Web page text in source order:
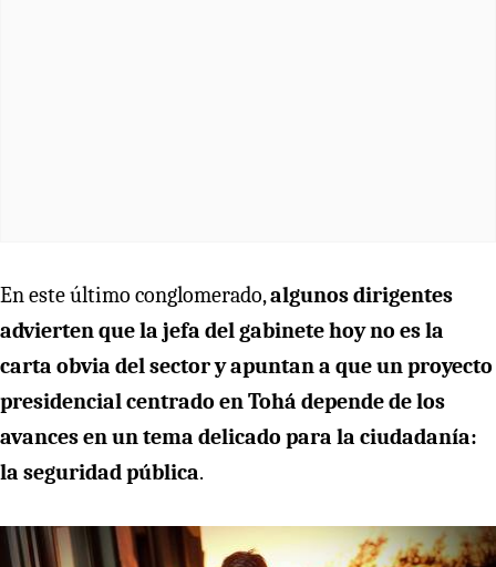
En este último conglomerado,algunos dirigentes
advierten que la jefa del gabinete hoy no es la
carta obvia del sector y apuntan a que un proyecto
presidencial centrado en Tohá depende de los
avances en un tema delicado para la ciudadanía:
la seguridad pública.